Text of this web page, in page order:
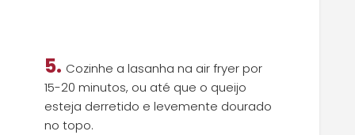
5. Cozinhe a lasanha na air fryer por
15-20 minutos, ou até que o queijo
esteja derretido e levemente dourado
no topo.